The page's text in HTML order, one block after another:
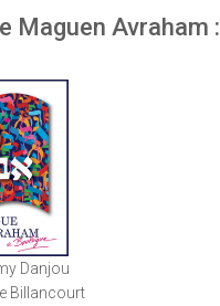
Maguen Avraham :
Danjou
Billancourt